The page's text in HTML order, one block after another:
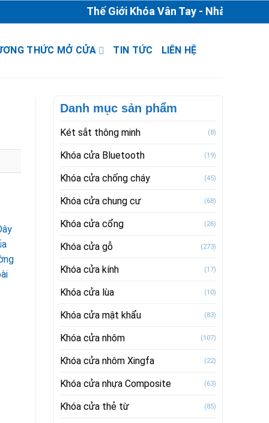
Thế Giới Khóa Vân Tay - Nhà Phân
THỨC MỞ CỬA TIN TỨC LIÊN HỆ
Danh mục sản phẩm
Két sắt thông minh (8)
Khóa cửa Bluetooth (19)
Khóa cửa chống cháy (45)
Khóa cửa chung cư (68)
Khóa cửa cổng (26)
Khóa cửa gỗ (273)
Khóa cửa kính (17)
Khóa cửa lùa (10)
Khóa cửa mật khẩu (83)
Khóa cửa nhôm (107)
Khóa cửa nhôm Xingfa (22)
Khóa cửa nhựa Composite (63)
Khóa cửa thẻ từ (85)